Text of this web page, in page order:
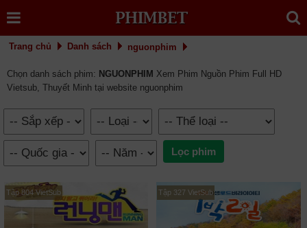
Trang chủ Danh sách nguonphim
Chọn danh sách phim: NGUONPHIM Xem Phim Nguồn Phim Full HD
Vietsub, Thuyết Minh tại website nguonphim
Tập 804 VietSub Tập 327 VietSub